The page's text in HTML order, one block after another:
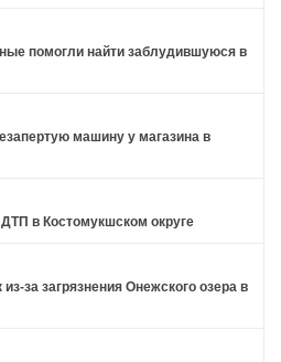
помогли найти заблудившуюся в
машину у магазина в
в Костомукшском округе
за загрязнения Онежского озера в